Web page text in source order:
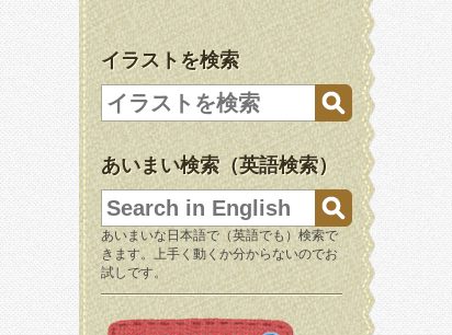
イラストを検索
あいまい検索（英語検索）
あいまいな日本語で（英語でも）検索で
きます。上手く動くか分からないのでお
試しです。